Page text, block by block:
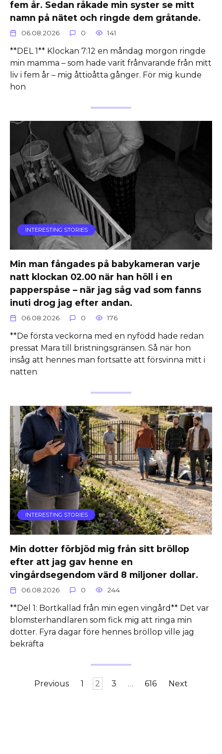
fem år. Sedan råkade min syster se mitt
namn på nätet och ringde dem gråtande.
06.08.2026 0 141
**DEL 1** Klockan 7:12 en måndag morgon ringde
min mamma – som hade varit frånvarande från mitt
liv i fem år – mig åttioåtta gånger. För mig kunde
hon
INTERESTING STORIES
Min man fångades på babykameran varje
natt klockan 02.00 när han höll i en
papperspåse – när jag såg vad som fanns
inuti drog jag efter andan.
06.08.2026 0 176
**De första veckorna med en nyfödd hade redan
pressat Mara till bristningsgränsen. Så när hon
insåg att hennes man fortsatte att försvinna mitt i
natten
INTERESTING STORIES
Min dotter förbjöd mig från sitt bröllop
efter att jag gav henne en
vingårdsegendom värd 8 miljoner dollar.
06.08.2026 0 244
**Del 1: Bortkallad från min egen vingård** Det var
blomsterhandlaren som fick mig att ringa min
dotter. Fyra dagar före hennes bröllop ville jag
bekräfta
Previous 1 2 3 … 616 Next